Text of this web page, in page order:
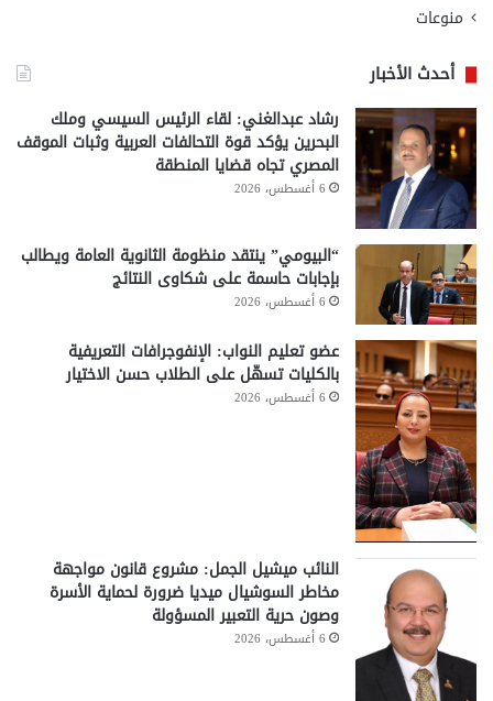
منوعات
أحدث الأخبار
رشاد عبدالغني: لقاء الرئيس السيسي وملك
البحرين يؤكد قوة التحالفات العربية وثبات الموقف
المصري تجاه قضايا المنطقة
6 أغسطس، 2026
“البيومي” ينتقد منظومة الثانوية العامة ويطالب
بإجابات حاسمة على شكاوى النتائج
6 أغسطس، 2026
عضو تعليم النواب: الإنفوجرافات التعريفية
بالكليات تسهّل على الطلاب حسن الاختيار
6 أغسطس، 2026
النائب ميشيل الجمل: مشروع قانون مواجهة
مخاطر السوشيال ميديا ضرورة لحماية الأسرة
وصون حرية التعبير المسؤولة
6 أغسطس، 2026